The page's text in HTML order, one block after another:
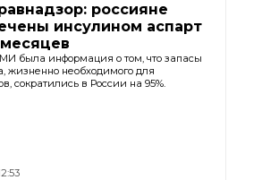
россияне
инсулином аспарт
была информация о том, что запасы
жизненно необходимого для
сократились в России на 95%.